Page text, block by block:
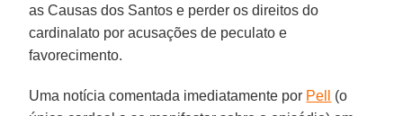
as Causas dos Santos e perder os direitos do
cardinalato por acusações de peculato e
favorecimento.
Uma notícia comentada imediatamente por Pell
(o